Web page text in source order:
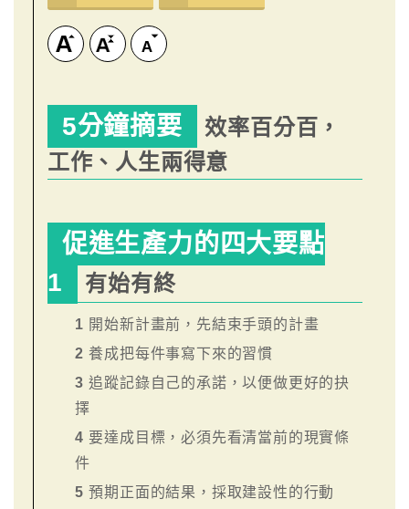
5分鐘摘要
效率百分百，
工作、人生兩得意
促進生產力的四大要點
1
有始有終
1 開始新計畫前，先結束手頭的計畫
2 養成把每件事寫下來的習慣
3 追蹤記錄自己的承諾，以便做更好的抉
擇
4 要達成目標，必須先看清當前的現實條
件
5 預期正面的結果，採取建設性的行動